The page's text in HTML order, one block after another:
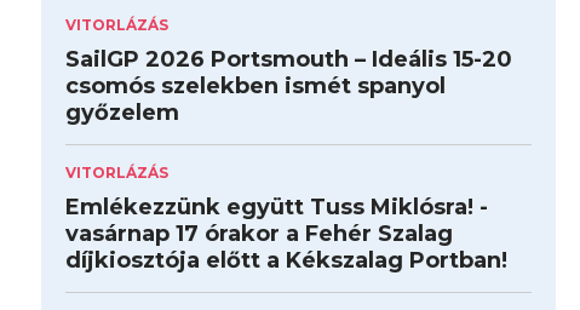
VITORLÁZÁS
SailGP 2026 Portsmouth – Ideális 15-20
csomós szelekben ismét spanyol
győzelem
VITORLÁZÁS
Emlékezzünk együtt Tuss Miklósra! -
vasárnap 17 órakor a Fehér Szalag
díjkiosztója előtt a Kékszalag Portban!